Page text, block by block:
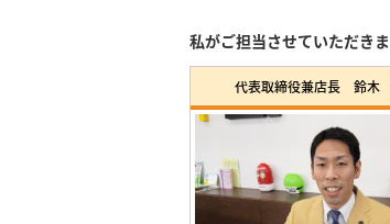
私がご担当させていただきま
代表取締役兼店長 鈴木